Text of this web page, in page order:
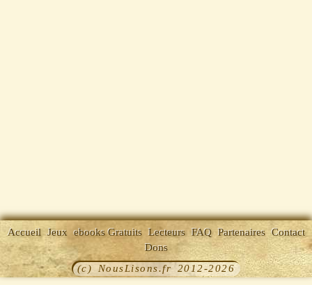
Accueil Jeux ebooks Gratuits Lecteurs FAQ Partenaires Contact
Dons
(c) NousLisons.fr 2012-2026